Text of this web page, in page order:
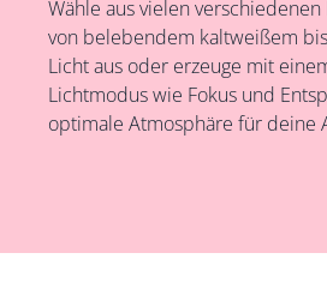
Wähle aus vielen
von belebendem kaltweißem
Licht aus oder erzeuge mit
Lichtmodus wie Fokus und
optimale Atmosphäre für deine